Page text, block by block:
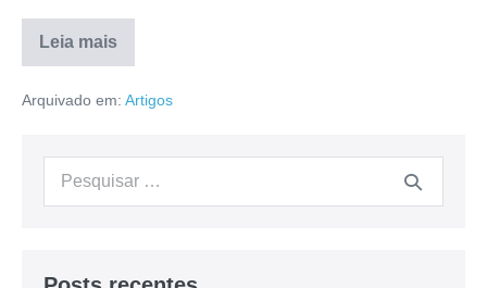
Leia mais
Arquivado em: Artigos